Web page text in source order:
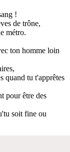
!
de trône,
métro.
ton homme loin
quand tu t'apprêtes
pour être des
soit fine ou